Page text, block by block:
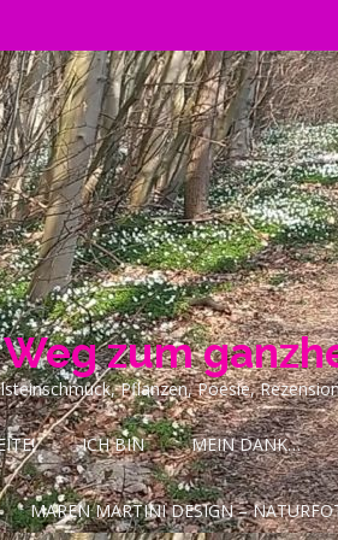
zum
Pflanzen, Poesie,
ICH BIN MEIN DANK…
MAREN MARTINI DESIGN –